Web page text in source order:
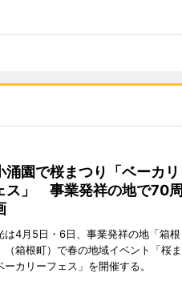
涌園で桜まつり「ベーカリ
ス」 事業発祥の地で70周
は4月5日・6日、事業発祥の地「箱根
（箱根町）で春の地域イベント「桜ま
ーカリーフェス」を開催する。